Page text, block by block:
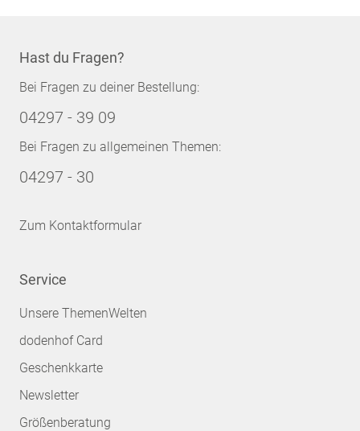
Hast du Fragen?
Bei Fragen zu deiner Bestellung:
04297 - 39 09
Bei Fragen zu allgemeinen Themen:
04297 - 30
Zum Kontaktformular
Service
Unsere ThemenWelten
dodenhof Card
Geschenkkarte
Newsletter
Größenberatung